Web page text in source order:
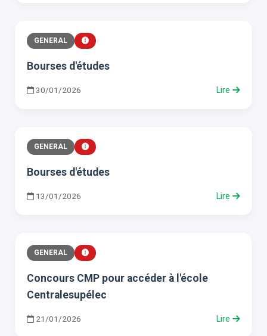
GENERAL
Bourses d'études
30/01/2026 Lire
GENERAL
Bourses d'études
13/01/2026 Lire
GENERAL
Concours CMP pour accéder à l'école
Centralesupélec
21/01/2026 Lire